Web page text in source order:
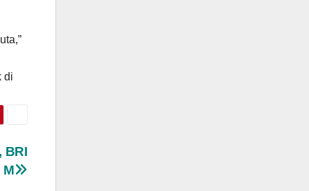
di
BRI
M